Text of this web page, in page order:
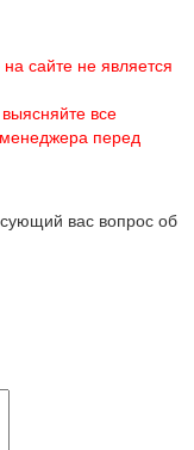
сайте не является
все
перед
вас вопрос об